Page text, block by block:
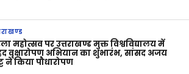
महोत्सव पर उत्तराखण्ड मुक्त विश्वविद्यालय में
वृक्षारोपण अभियान का शुभारंभ, सांसद अजय
ने किया पौधारोपण